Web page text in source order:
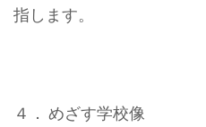
指します。
４． めざす学校像